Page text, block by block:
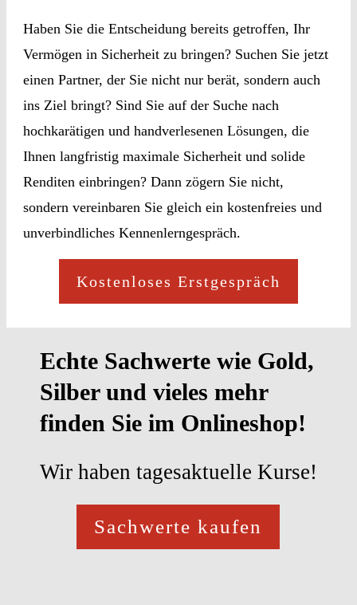
Haben Sie die Entscheidung bereits getroffen, Ihr
Vermögen in Sicherheit zu bringen? Suchen Sie jetzt
einen Partner, der Sie nicht nur berät, sondern auch
ins Ziel bringt? Sind Sie auf der Suche nach
hochkarätigen und handverlesenen Lösungen, die
Ihnen langfristig maximale Sicherheit und solide
Renditen einbringen? Dann zögern Sie nicht,
sondern vereinbaren Sie gleich ein kostenfreies und
unverbindliches Kennenlerngespräch.
Kostenloses Erstgespräch
Echte Sachwerte wie Gold,
Silber und vieles mehr
finden Sie im Onlineshop!
Wir haben tagesaktuelle Kurse!
Sachwerte kaufen